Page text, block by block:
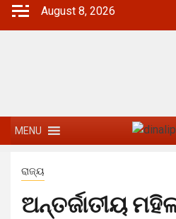
August 8, 2026
MENU
ରାଜ୍ୟ
ଅନ୍ତର୍ଜାତୀୟ